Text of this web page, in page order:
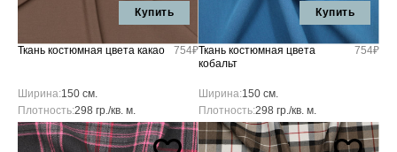
Купить
Ткань костюмная цвета какао 754₽
Ширина:150 см.
Плотность:298 гр./кв. м.
Купить
Ткань костюмная цвета
кобальт
754₽
Ширина:150 см.
Плотность:298 гр./кв. м.